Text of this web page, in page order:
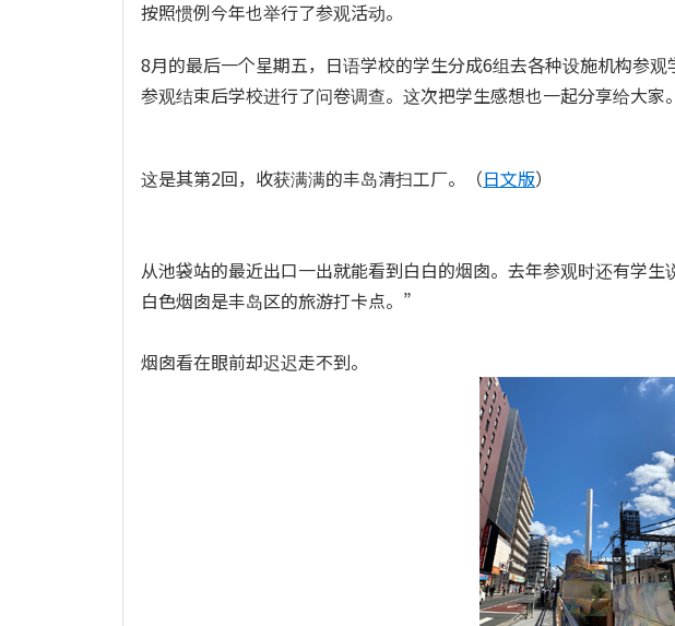
按照惯例今年也举行了参观活动。
8月的最后一个星期五，日语学校的学生分成6组去各种设施机构参观
参观结束后学校进行了问卷调查。这次把学生感想也一起分享给大家。
这是其第2回，收获满满的丰岛清扫工厂。（日文版）
从池袋站的最近出口一出就能看到白白的烟囱。去年参观时还有学
白色烟囱是丰岛区的旅游打卡点。”
烟囱看在眼前却迟迟走不到。